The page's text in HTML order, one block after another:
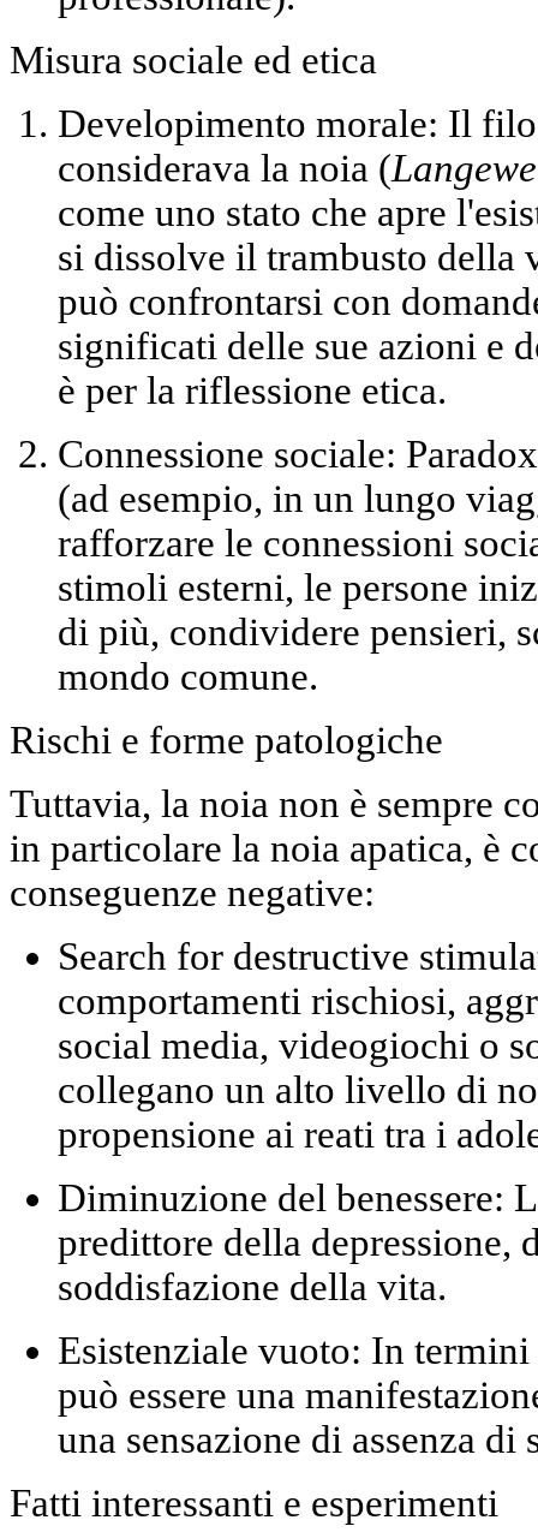
Misura sociale ed etica
Developimento morale: Il
considerava la noia (
come uno stato che apre
si dissolve il trambusto della
può confrontarsi con
significati delle sue azioni e
è per la riflessione etica.
Connessione sociale:
(ad esempio, in un lungo
rafforzare le connessioni
stimoli esterni, le persone
di più, condividere pensieri,
mondo comune.
Rischi e forme patologiche
Tuttavia, la noia non è sempre
in particolare la noia apatica, è
conseguenze negative:
Search for destructive
comportamenti rischiosi,
social media, videogiochi o
collegano un alto livello di
propensione ai reati tra i
Diminuzione del benessere:
predittore della depressione,
soddisfazione della vita.
Esistenziale vuoto: In
può essere una
una sensazione di assenza
Fatti interessanti e esperimenti